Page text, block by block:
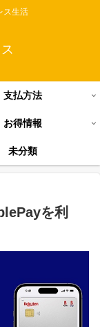
ス生活
支払方法
お得情報
未分類
を利